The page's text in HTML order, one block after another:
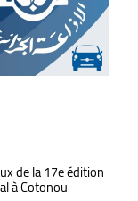
de la 17e édition
à Cotonou